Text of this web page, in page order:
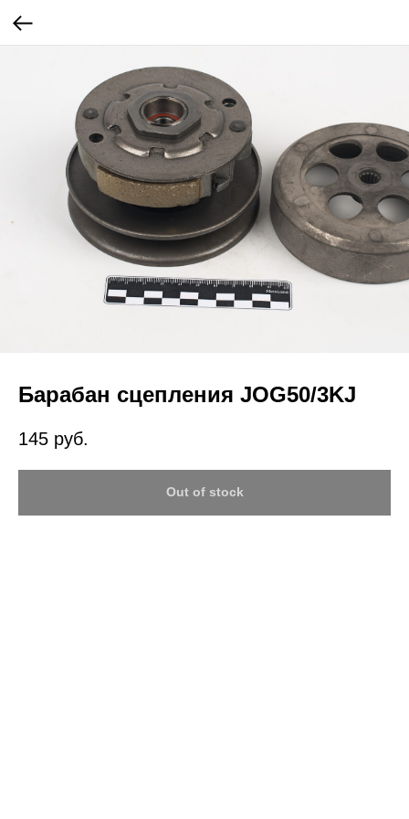
Барабан сцепления JOG50/3KJ
145 руб.
Out of stock